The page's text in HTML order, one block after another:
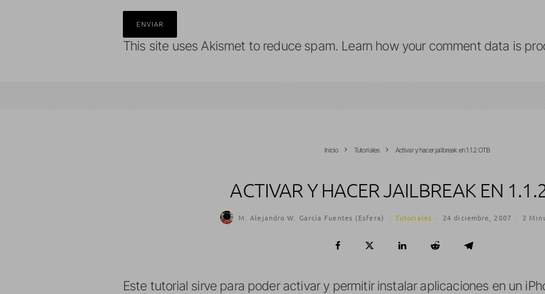
This site uses Akismet to reduce spam. Learn how your comment data is
Inicio Tutoriales Activar y hacer jailbreak en 1.1.2 OTB
ACTIVAR Y HACER JAILBREAK EN
M. Alejandro W. García Fuentes (Esfera) · Tutoriales · 24 diciembre, 2007 · 2
Este tutorial sirve para poder activar y permitir instalar aplicaciones en un